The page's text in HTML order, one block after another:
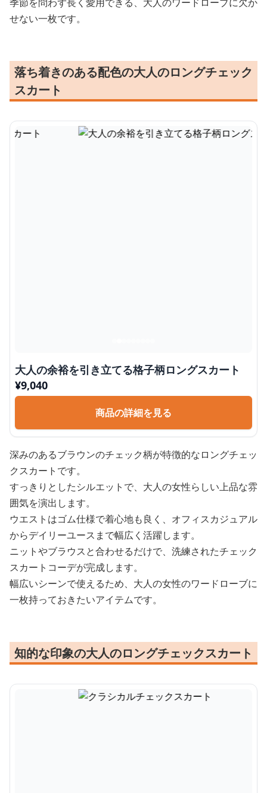
せない一枚です。
落ち着きのある配色の大人のロングチェック
スカート
大人の余裕を引き立てる格子柄ロングスカート
¥9,040
商品の詳細を見る
深みのあるブラウンのチェック柄が特徴的なロングチェッ
クスカートです。
すっきりとしたシルエットで、大人の女性らしい上品な雰
囲気を演出します。
ウエストはゴム仕様で着心地も良く、オフィスカジュアル
からデイリーユースまで幅広く活躍します。
ニットやブラウスと合わせるだけで、洗練されたチェック
スカートコーデが完成します。
幅広いシーンで使えるため、大人の女性のワードローブに
一枚持っておきたいアイテムです。
知的な印象の大人のロングチェックスカート